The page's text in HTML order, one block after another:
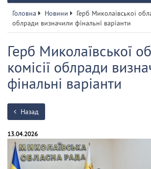
Головна Новини
Герб Миколаївської
облради визначили фінальні варіанти
Герб Миколаївської
комісії облради
фінальні варіанти
Назад
13.04.2026